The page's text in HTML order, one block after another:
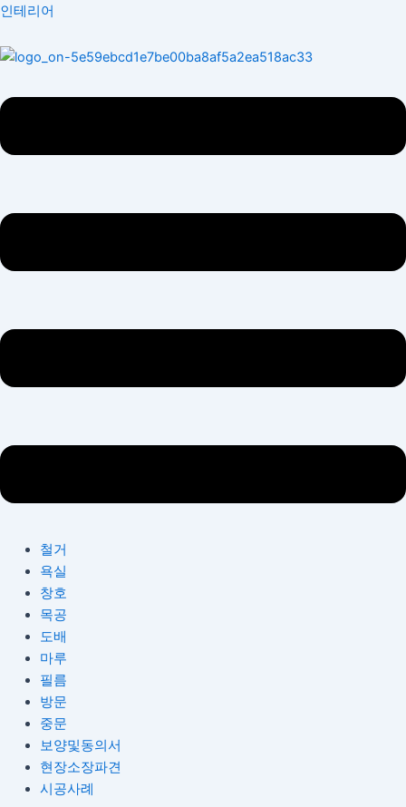
콘
츠
건
뛰
인테리어
Menu
철거
욕실
창호
목공
도배
마루
필름
방문
중문
보양및동의서
현장소장파견
시공사례